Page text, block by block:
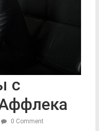
с
0 Comment